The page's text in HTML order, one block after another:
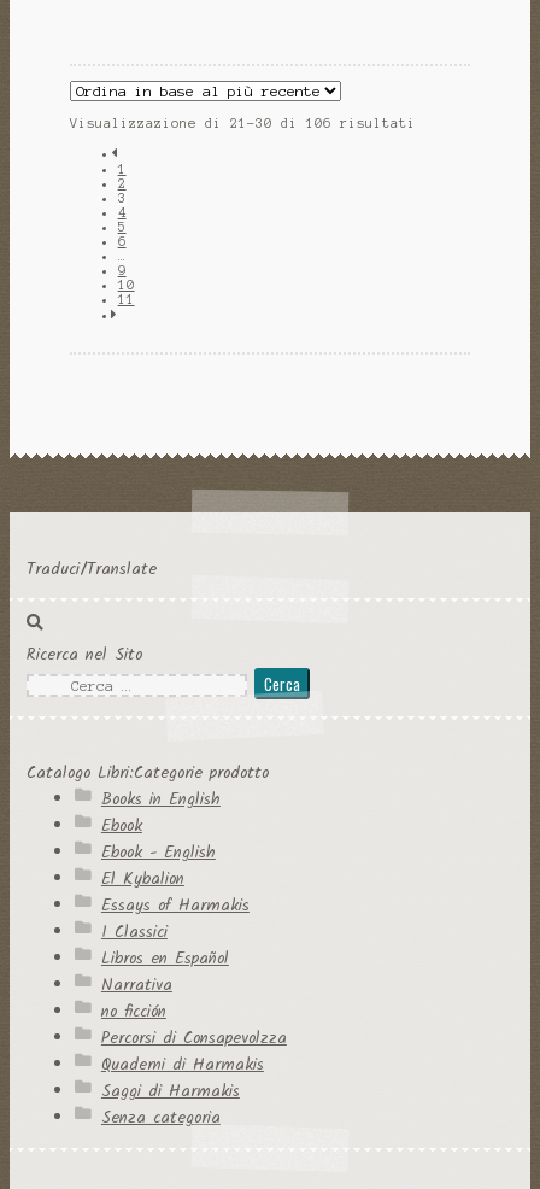
Visualizzazione di 21-30 di 106 risultati
1
2
3
4
5
6
9
10
11
Traduci/Translate
Ricerca nel Sito
Ricerca
Catalogo Libri:Categorie prodotto
Books in English
Ebook
Ebook - English
El Kybalion
Essays of Harmakis
I Classici
Libros en Español
Narrativa
no ficción
Percorsi di Consapevolzza
Quaderni di Harmakis
Saggi di Harmakis
Senza categoria